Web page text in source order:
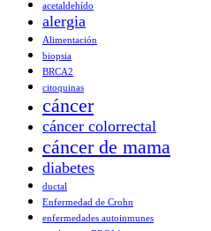
acetaldehído
alergia
Alimentación
biopsia
BRCA2
citoquinas
cáncer
cáncer colorrectal
cáncer de mama
diabetes
ductal
Enfermedad de Crohn
enfermedades autoinmunes